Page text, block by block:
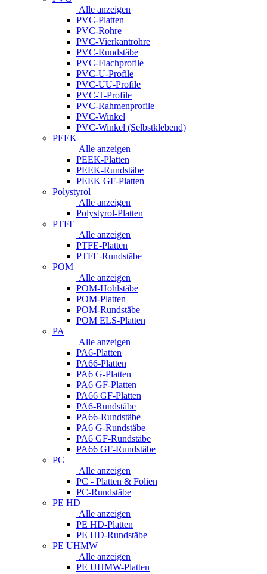
Alle anzeigen
PVC-Platten
PVC-Rohre
PVC-Vierkantrohre
PVC-Rundstäbe
PVC-Flachprofile
PVC-U-Profile
PVC-UU-Profile
PVC-T-Profile
PVC-Rahmenprofile
PVC-Winkel
PVC-Winkel (Selbstklebend)
PEEK
Alle anzeigen
PEEK-Platten
PEEK-Rundstäbe
PEEK GF-Platten
Polystyrol
Alle anzeigen
Polystyrol-Platten
PTFE
Alle anzeigen
PTFE-Platten
PTFE-Rundstäbe
POM
Alle anzeigen
POM-Hohlstäbe
POM-Platten
POM-Rundstäbe
POM ELS-Platten
PA
Alle anzeigen
PA6-Platten
PA66-Platten
PA6 G-Platten
PA6 GF-Platten
PA66 GF-Platten
PA6-Rundstäbe
PA66-Rundstäbe
PA6 G-Rundstäbe
PA6 GF-Rundstäbe
PA66 GF-Rundstäbe
PC
Alle anzeigen
PC - Platten & Folien
PC-Rundstäbe
PE HD
Alle anzeigen
PE HD-Platten
PE HD-Rundstäbe
PE UHMW
Alle anzeigen
PE UHMW-Platten